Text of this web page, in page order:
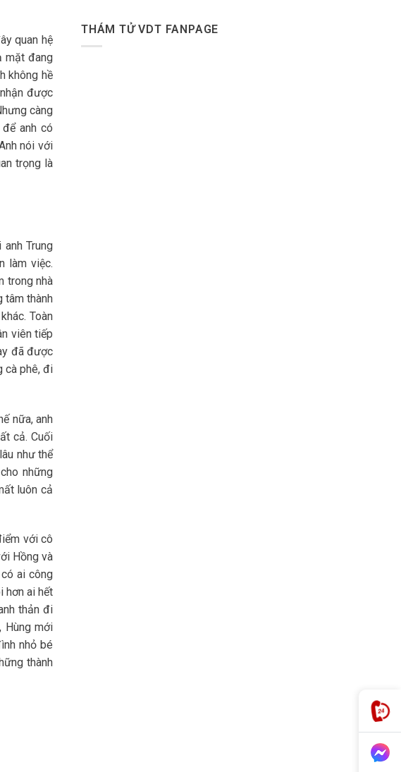
quan hệ
mặt đang
không hề
được
càng
anh có
nói với
trọng là
Trung
làm việc.
trong nhà
tâm thành
Toàn
viên tiếp
đã được
cà phê, đi
nữa, anh
cả. Cuối
như thể
những
luôn cả
với cô
Hồng và
ai công
hơn ai hết
thản đi
Hùng mới
nhỏ bé
thành
THÁM TỬ VDT FANPAGE